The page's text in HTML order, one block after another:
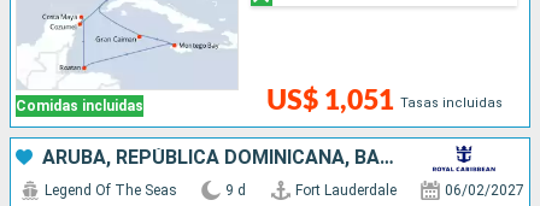
Comidas incluidas US$ 1,051 Tasas incluidas
ARUBA, REPÚBLICA DOMINICANA, BAHAMAS, ESTADOS UNIDOS
Legend Of The Seas 9 d Fort Lauderdale 06/02/2027